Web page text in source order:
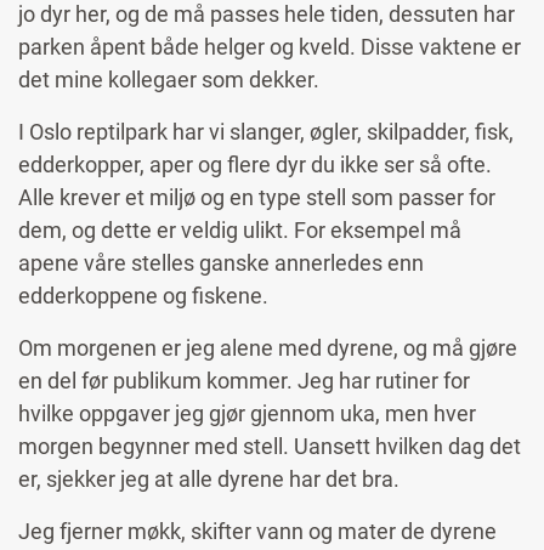
jo dyr her, og de må passes hele tiden, dessuten har
parken åpent både helger og kveld. Disse vaktene er
det mine kollegaer som dekker.
I Oslo reptilpark har vi slanger, øgler, skilpadder, fisk,
edderkopper, aper og flere dyr du ikke ser så ofte.
Alle krever et miljø og en type stell som passer for
dem, og dette er veldig ulikt. For eksempel må
apene våre stelles ganske annerledes enn
edderkoppene og fiskene.
Om morgenen er jeg alene med dyrene, og må gjøre
en del før publikum kommer. Jeg har rutiner for
hvilke oppgaver jeg gjør gjennom uka, men hver
morgen begynner med stell. Uansett hvilken dag det
er, sjekker jeg at alle dyrene har det bra.
Jeg fjerner møkk, skifter vann og mater de dyrene